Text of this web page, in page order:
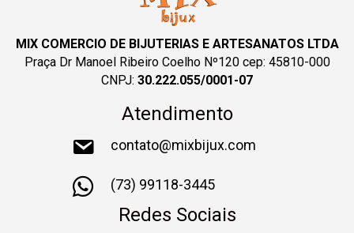
MIX COMERCIO DE BIJUTERIAS E ARTESANATOS LTDA
Praça Dr Manoel Ribeiro Coelho Nº120 cep: 45810-000
CNPJ: 30.222.055/0001-07
Atendimento
contato@mixbijux.com
(73) 99118-3445
Redes Sociais